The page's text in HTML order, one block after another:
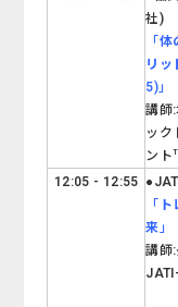
社)
「 体
リッ
5) 」
講師
ック
ント
12:05 - 12:55
「
来 」
講師